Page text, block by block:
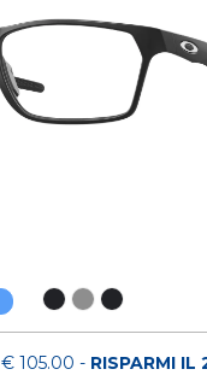
€ 105.00 - RISPARMI IL